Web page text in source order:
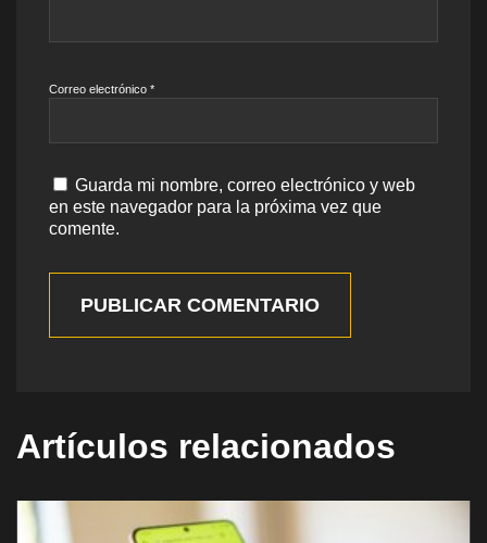
Correo electrónico *
Guarda mi nombre, correo electrónico y web
en este navegador para la próxima vez que
comente.
PUBLICAR COMENTARIO
Artículos relacionados